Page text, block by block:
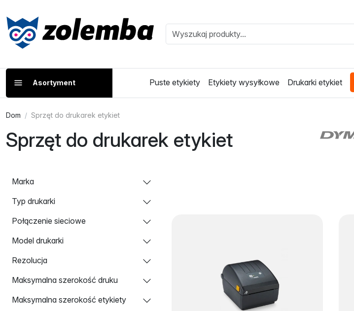
Asortyment Puste etykiety Etykiety wysyłkowe Drukarki etykiet
Dom Sprzęt do drukarek etykiet
Sprzęt do drukarek etykiet
Marka
Typ drukarki
Połączenie sieciowe
Model drukarki
Rezolucja
Maksymalna szerokość druku
Maksymalna szerokość etykiety